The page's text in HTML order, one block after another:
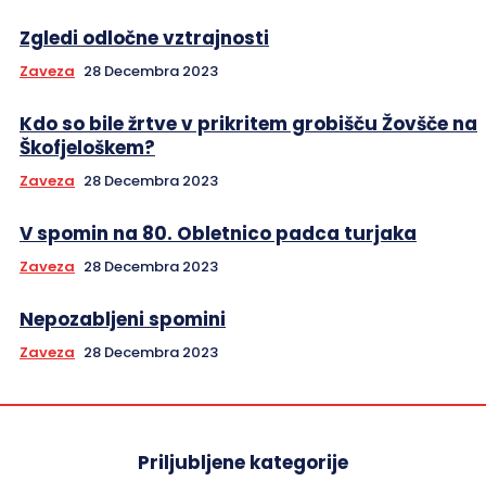
Zgledi odločne vztrajnosti
Zaveza 28 Decembra 2023
Kdo so bile žrtve v prikritem grobišču Žovšče na
Škofjeloškem?
Zaveza 28 Decembra 2023
V spomin na 80. Obletnico padca turjaka
Zaveza 28 Decembra 2023
Nepozabljeni spomini
Zaveza 28 Decembra 2023
Priljubljene kategorije